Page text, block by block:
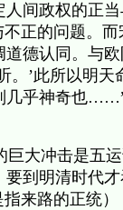
间政权的正
正的问题。
德认同。与
。’此所以明
几乎神奇也
大冲击是五
到明清时代
来路的正统